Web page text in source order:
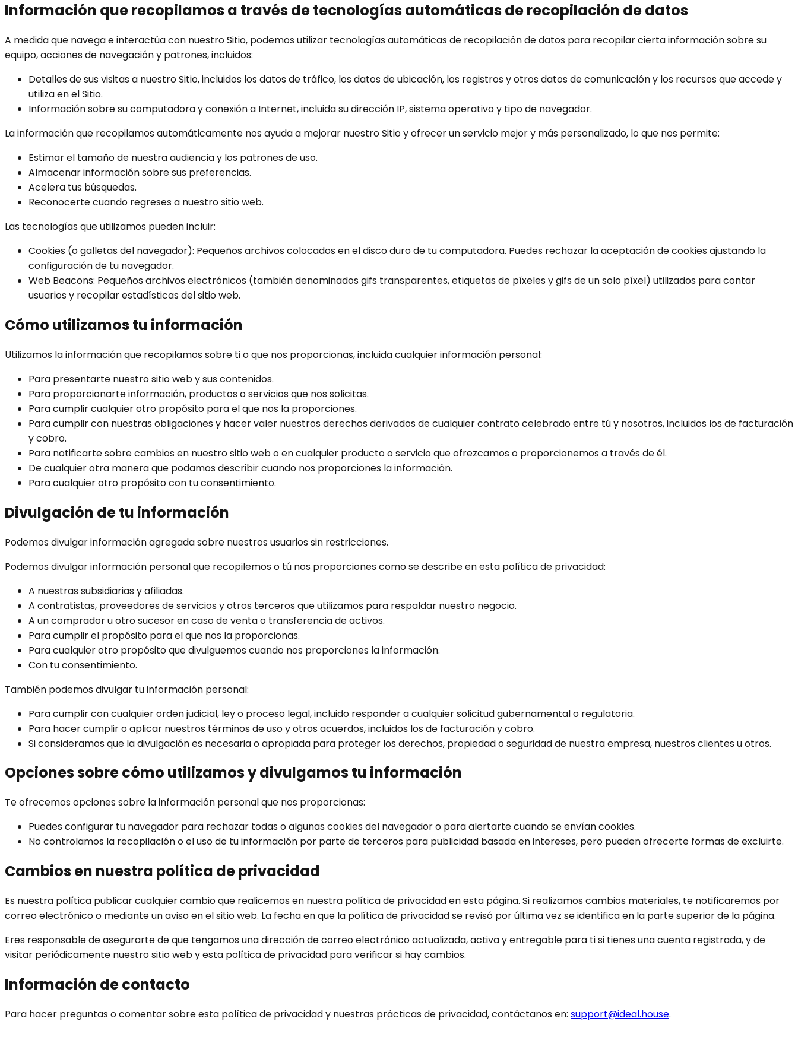
Información que recopilamos a través de tecnologías automáticas de recopilación de datos
A medida que navega e interactúa con nuestro Sitio, podemos utilizar tecnologías automáticas de recopilación de datos para recopilar cierta información sobre su
equipo, acciones de navegación y patrones, incluidos:
Detalles de sus visitas a nuestro Sitio, incluidos los datos de tráfico, los datos de ubicación, los registros y otros datos de comunicación y los recursos que accede y
utiliza en el Sitio.
Información sobre su computadora y conexión a Internet, incluida su dirección IP, sistema operativo y tipo de navegador.
La información que recopilamos automáticamente nos ayuda a mejorar nuestro Sitio y ofrecer un servicio mejor y más personalizado, lo que nos permite:
Estimar el tamaño de nuestra audiencia y los patrones de uso.
Almacenar información sobre sus preferencias.
Acelera tus búsquedas.
Reconocerte cuando regreses a nuestro sitio web.
Las tecnologías que utilizamos pueden incluir:
Cookies (o galletas del navegador): Pequeños archivos colocados en el disco duro de tu computadora. Puedes rechazar la aceptación de cookies ajustando la
configuración de tu navegador.
Web Beacons: Pequeños archivos electrónicos (también denominados gifs transparentes, etiquetas de píxeles y gifs de un solo píxel) utilizados para contar
usuarios y recopilar estadísticas del sitio web.
Cómo utilizamos tu información
Utilizamos la información que recopilamos sobre ti o que nos proporcionas, incluida cualquier información personal:
Para presentarte nuestro sitio web y sus contenidos.
Para proporcionarte información, productos o servicios que nos solicitas.
Para cumplir cualquier otro propósito para el que nos la proporciones.
Para cumplir con nuestras obligaciones y hacer valer nuestros derechos derivados de cualquier contrato celebrado entre tú y nosotros, incluidos los de facturación
y cobro.
Para notificarte sobre cambios en nuestro sitio web o en cualquier producto o servicio que ofrezcamos o proporcionemos a través de él.
De cualquier otra manera que podamos describir cuando nos proporciones la información.
Para cualquier otro propósito con tu consentimiento.
Divulgación de tu información
Podemos divulgar información agregada sobre nuestros usuarios sin restricciones.
Podemos divulgar información personal que recopilemos o tú nos proporciones como se describe en esta política de privacidad:
A nuestras subsidiarias y afiliadas.
A contratistas, proveedores de servicios y otros terceros que utilizamos para respaldar nuestro negocio.
A un comprador u otro sucesor en caso de venta o transferencia de activos.
Para cumplir el propósito para el que nos la proporcionas.
Para cualquier otro propósito que divulguemos cuando nos proporciones la información.
Con tu consentimiento.
También podemos divulgar tu información personal:
Para cumplir con cualquier orden judicial, ley o proceso legal, incluido responder a cualquier solicitud gubernamental o regulatoria.
Para hacer cumplir o aplicar nuestros términos de uso y otros acuerdos, incluidos los de facturación y cobro.
Si consideramos que la divulgación es necesaria o apropiada para proteger los derechos, propiedad o seguridad de nuestra empresa, nuestros clientes u otros.
Opciones sobre cómo utilizamos y divulgamos tu información
Te ofrecemos opciones sobre la información personal que nos proporcionas:
Puedes configurar tu navegador para rechazar todas o algunas cookies del navegador o para alertarte cuando se envían cookies.
No controlamos la recopilación o el uso de tu información por parte de terceros para publicidad basada en intereses, pero pueden ofrecerte formas de excluirte.
Cambios en nuestra política de privacidad
Es nuestra política publicar cualquier cambio que realicemos en nuestra política de privacidad en esta página. Si realizamos cambios materiales, te notificaremos por
correo electrónico o mediante un aviso en el sitio web. La fecha en que la política de privacidad se revisó por última vez se identifica en la parte superior de la página.
Eres responsable de asegurarte de que tengamos una dirección de correo electrónico actualizada, activa y entregable para ti si tienes una cuenta registrada, y de
visitar periódicamente nuestro sitio web y esta política de privacidad para verificar si hay cambios.
Información de contacto
Para hacer preguntas o comentar sobre esta política de privacidad y nuestras prácticas de privacidad, contáctanos en: support@ideal.house.